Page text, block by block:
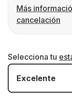
Más
cancelación
Selecciona tu
Excelente